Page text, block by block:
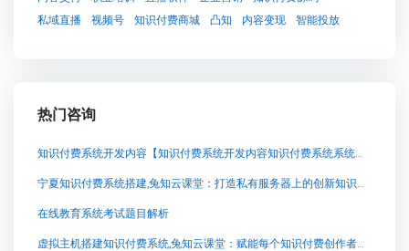
私域直播
视频号 知识付费商城 凸知 内容变现 智能投放
热门咨询
知识付费系统开发内容【知识付费系统开发内容知识付费系统系统怎么制作，知识付费系统搭建使用教程】
宁夏知识付费系统搭建,兔知云课堂：打造私有服务器上的创新知识付费系统
在线教育系统考试题目解析
虚拟主机搭建知识付费系统,兔知云课堂：赋能每个知识付费创作者的神奇平台